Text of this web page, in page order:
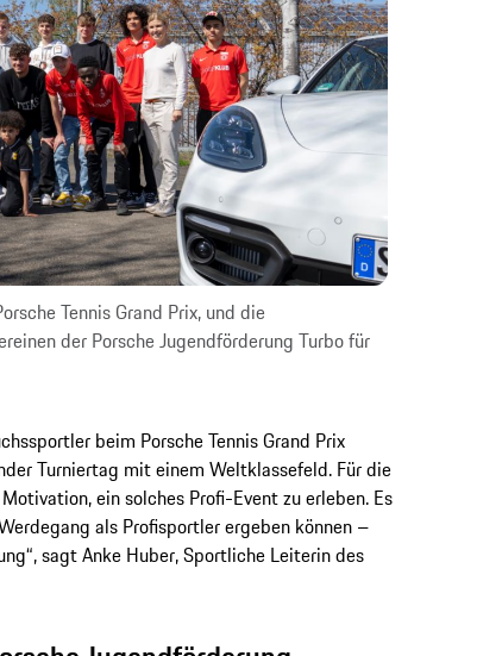
Tennis Grand Prix, und die
der Porsche Jugendförderung Turbo für
beim Porsche Tennis Grand Prix
Turniertag mit einem Weltklassefeld. Für die
ein solches Profi-Event zu erleben. Es
als Profisportler ergeben können –
sagt Anke Huber, Sportliche Leiterin des